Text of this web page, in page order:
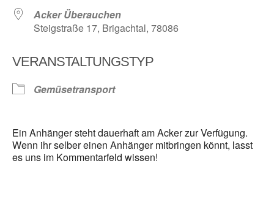
Acker Überauchen
Steigstraße 17, Brigachtal, 78086
VERANSTALTUNGSTYP
Gemüsetransport
Ein Anhänger steht dauerhaft am Acker zur Verfügung.
Wenn ihr selber einen Anhänger mitbringen könnt, lasst
es uns im Kommentarfeld wissen!